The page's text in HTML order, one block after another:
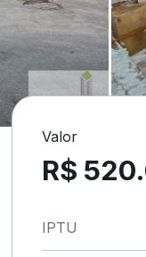
Valor
R$
IPTU